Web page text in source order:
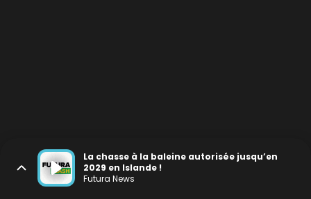
La chasse à la baleine autorisée jusqu’en
2029 en Islande !
Futura News